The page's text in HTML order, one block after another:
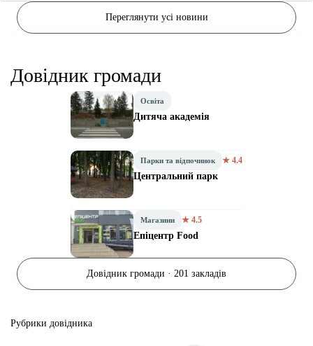
Переглянути усі новини
Довідник громади
Освіта
Дитяча академія
Парки та відпочинок ★ 4.4
Центральний парк
Магазини ★ 4.5
Епіцентр Food
Довідник громади · 201 закладів
Рубрики довідника